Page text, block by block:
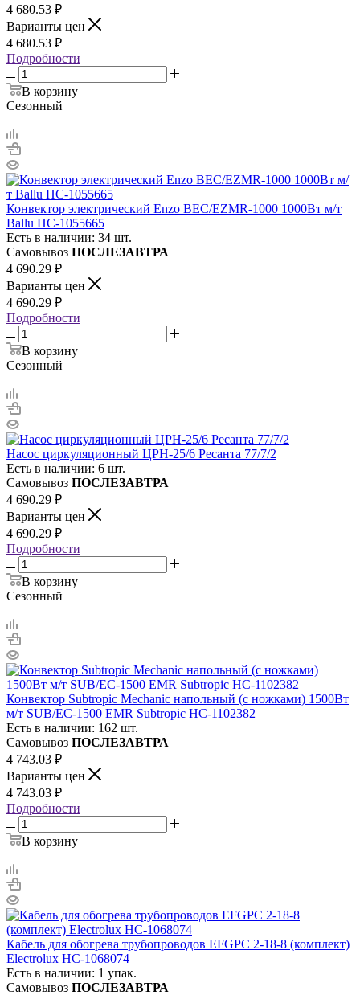
4 680.53 ₽
Варианты цен
4 680.53 ₽
Подробности
В корзину
Сезонный
Конвектор электрический Enzo BEC/EZMR-1000 1000Вт м/т
Ballu НС-1055665
Есть в наличии: 34 шт.
Самовывоз ПОСЛЕЗАВТРА
4 690.29 ₽
Варианты цен
4 690.29 ₽
Подробности
В корзину
Сезонный
Насос циркуляционный ЦРН-25/6 Ресанта 77/7/2
Есть в наличии: 6 шт.
Самовывоз ПОСЛЕЗАВТРА
4 690.29 ₽
Варианты цен
4 690.29 ₽
Подробности
В корзину
Сезонный
Конвектор Subtropic Mechanic напольный (с ножками) 1500Вт
м/т SUB/EC-1500 EMR Subtropic НС-1102382
Есть в наличии: 162 шт.
Самовывоз ПОСЛЕЗАВТРА
4 743.03 ₽
Варианты цен
4 743.03 ₽
Подробности
В корзину
Кабель для обогрева трубопроводов EFGPC 2-18-8 (комплект)
Electrolux НС-1068074
Есть в наличии: 1 упак.
Самовывоз ПОСЛЕЗАВТРА